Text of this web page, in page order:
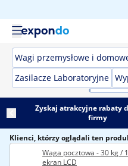
Wagi przemysłowe i
Zasilacze Laboratoryjne
Zyskaj atrakcyjne rabaty
firmy
Klienci, którzy oglądali ten
Waga pocztowa - 30 kg /
ekran LCD